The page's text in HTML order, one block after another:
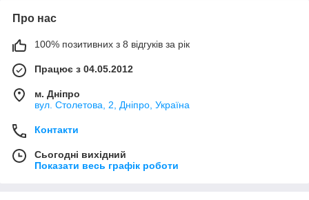
Про нас
100% позитивних з 8 відгуків за рік
Працює з 04.05.2012
м. Дніпро
вул. Столетова, 2, Дніпро, Україна
Контакти
Сьогодні вихідний
Показати весь графік роботи